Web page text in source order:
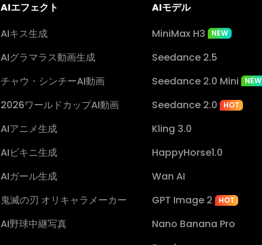
AIエフェクト
AIキス生成
AIグラマラス動画生成
チャウ・シンチーAI動画
2026ワールドカップAI動画
AIアニメ生成
AIビキニ生成
AIガール生成
鬼滅の刃 オリキャラメーカー
AI野球中継写真
AIモデル
MiniMax H3
NEW
Seedance 2.5
Seedance 2.0 Mini
NEW
Seedance 2.0 HOT
Kling 3.0
HappyHorse1.0
Wan AI
GPT Image 2
HOT
Nano Banana Pro